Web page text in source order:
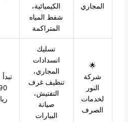
المجاري
الكيميائية،
شفط المياه
المتراكمة
🌟
شركة
النور
لخدمات
الصرف
تسليك
انسدادات
المجاري،
تنظيف غرف
التفتيش،
صيانة
البيارات